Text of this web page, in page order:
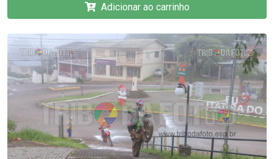
Adicionar ao carrinho